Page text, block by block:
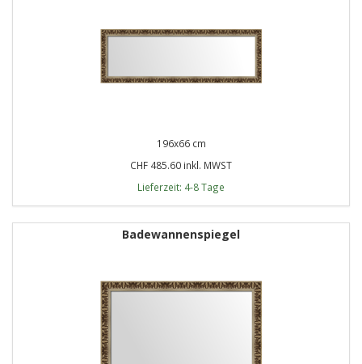
196x66 cm
CHF 485.60 inkl. MWST
Lieferzeit: 4-8 Tage
Badewannenspiegel